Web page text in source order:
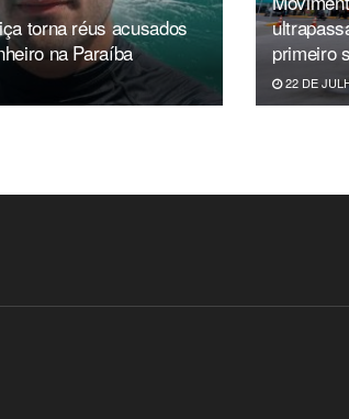
torna réus acusados
na Paraíba
primeiro
22 DE